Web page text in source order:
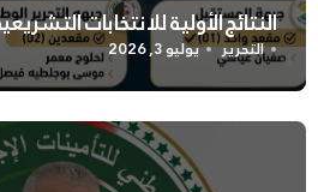
النتائج الأولية للانتخابات
التحرير يوليو 3, 2026